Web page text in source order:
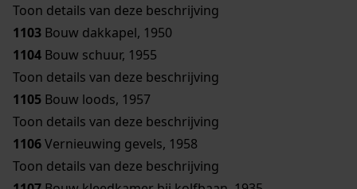
Toon details van deze beschrijving
1103 Bouw dakkapel, 1950
1104 Bouw schuur, 1955
Toon details van deze beschrijving
1105 Bouw loods, 1957
Toon details van deze beschrijving
1106Vernieuwing gevels, 1958
Toon details van deze beschrijving